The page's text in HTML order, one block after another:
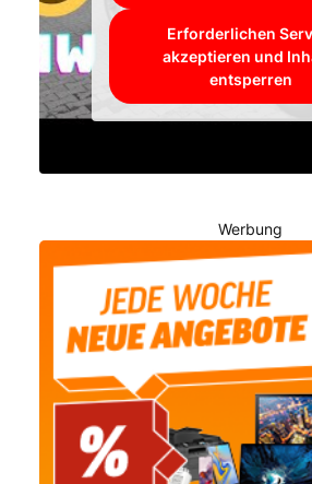
Erforderlichen
akzeptieren und
entsperren
Werbung